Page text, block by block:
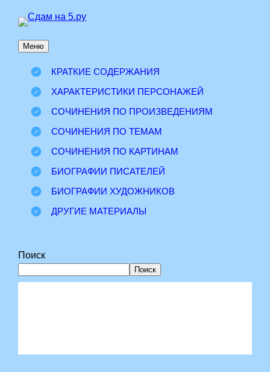
Перейти
содержимому
Меню
КРАТКИЕ СОДЕРЖАНИЯ
ХАРАКТЕРИСТИКИ ПЕРСОНАЖЕЙ
СОЧИНЕНИЯ ПО ПРОИЗВЕДЕНИЯМ
СОЧИНЕНИЯ ПО ТЕМАМ
СОЧИНЕНИЯ ПО КАРТИНАМ
БИОГРАФИИ ПИСАТЕЛЕЙ
БИОГРАФИИ ХУДОЖНИКОВ
ДРУГИЕ МАТЕРИАЛЫ
Поиск
Поиск